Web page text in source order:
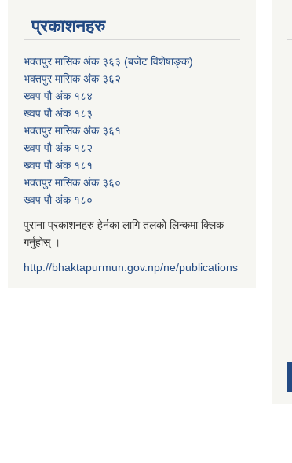
प्रकाशनहरु
भक्तपुर मासिक अंक ३६३ (बजेट विशेषाङ्क)
भक्तपुर मासिक अंक ३६२
ख्वप पौ अंक १८४
ख्वप पौ अंक १८३
भक्तपुर मासिक अंक ३६१
ख्वप पौ अंक १८२
ख्वप पौ अंक १८१
भक्तपुर मासिक अंक ३६०
ख्वप पौ अंक १८०
पुराना प्रकाशनहरु हेर्नका लागि तलको लिन्कमा क्लिक
गर्नुहोस् ।
http://bhaktapurmun.gov.np/ne/publications